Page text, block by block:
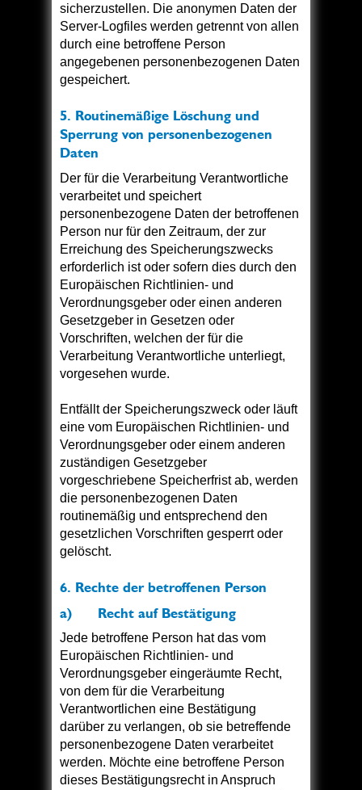
sicherzustellen. Die anonymen Daten der
Server-Logfiles werden getrennt von allen
durch eine betroffene Person
angegebenen personenbezogenen Daten
gespeichert.
5. Routinemäßige Löschung und
Sperrung von personenbezogenen
Daten
Der für die Verarbeitung Verantwortliche
verarbeitet und speichert
personenbezogene Daten der betroffenen
Person nur für den Zeitraum, der zur
Erreichung des Speicherungszwecks
erforderlich ist oder sofern dies durch den
Europäischen Richtlinien- und
Verordnungsgeber oder einen anderen
Gesetzgeber in Gesetzen oder
Vorschriften, welchen der für die
Verarbeitung Verantwortliche unterliegt,
vorgesehen wurde.
Entfällt der Speicherungszweck oder läuft
eine vom Europäischen Richtlinien- und
Verordnungsgeber oder einem anderen
zuständigen Gesetzgeber
vorgeschriebene Speicherfrist ab, werden
die personenbezogenen Daten
routinemäßig und entsprechend den
gesetzlichen Vorschriften gesperrt oder
gelöscht.
6. Rechte der betroffenen Person
a) Recht auf Bestätigung
Jede betroffene Person hat das vom
Europäischen Richtlinien- und
Verordnungsgeber eingeräumte Recht,
von dem für die Verarbeitung
Verantwortlichen eine Bestätigung
darüber zu verlangen, ob sie betreffende
personenbezogene Daten verarbeitet
werden. Möchte eine betroffene Person
dieses Bestätigungsrecht in Anspruch